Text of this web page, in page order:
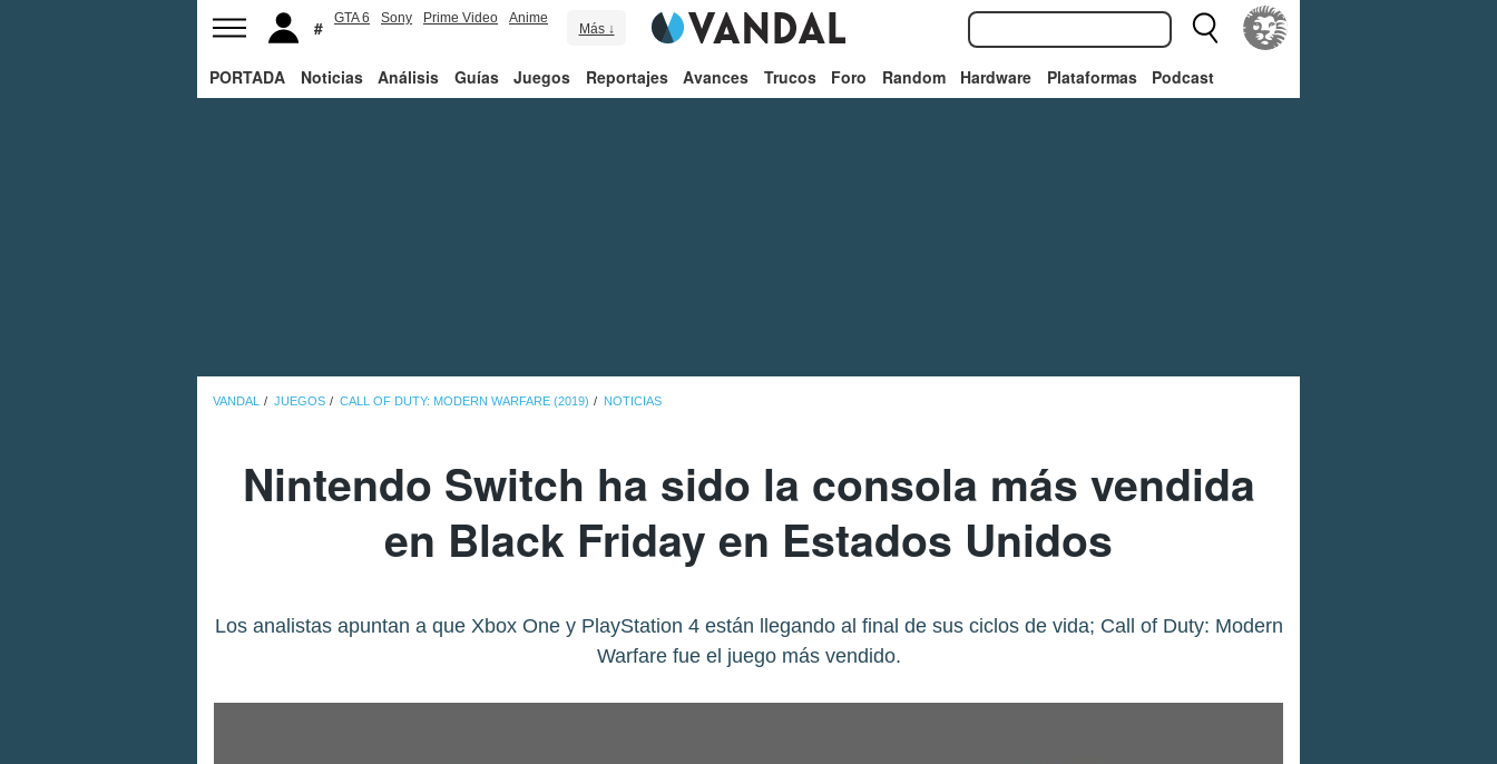
GTA 6 Sony Prime Video Anime
Más ↓
PORTADA Noticias Análisis Guías Juegos Reportajes Avances Trucos Foro Random Hardware Plataformas Podcast
VANDAL JUEGOS CALL OF DUTY: MODERN WARFARE (2019) NOTICIAS
Nintendo Switch ha sido la consola más vendida
en Black Friday en Estados Unidos
Los analistas apuntan a que Xbox One y PlayStation 4 están llegando al final de sus ciclos de vida; Call of Duty: Modern
Warfare fue el juego más vendido.